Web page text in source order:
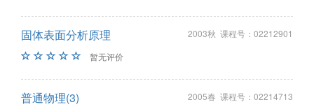
固体表面分析原理
2003秋 课程号：02212901
暂无评价
普通物理(3)
2005春 课程号：02214713